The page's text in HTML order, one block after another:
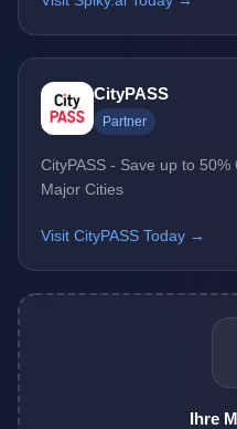
CityPASS
Partner
CityPASS - Save up to 50%
Major Cities
Visit CityPASS Today →
Ihre